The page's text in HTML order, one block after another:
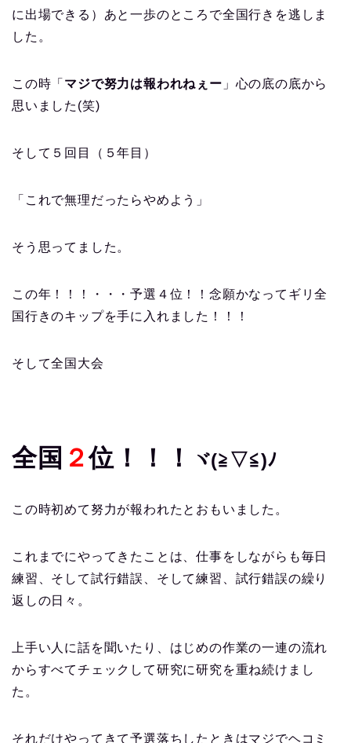
に出場できる）あと一歩のところで全国行きを逃しま
した。
この時「 マジで努力は報われねぇー 」心の底の底から
思いました(笑)
そして５回目（５年目）
「これで無理だったらやめよう」
そう思ってました。
この年！！！・・・予選４位！！念願かなってギリ全
国行きのキップを手に入れました！！！
そして全国大会
全国 ２位！！！ ヾ(≧▽≦)ﾉ
この時初めて努力が報われたとおもいました。
これまでにやってきたことは、仕事をしながらも毎日
練習、そして試行錯誤、そして練習、試行錯誤の繰り
返しの日々。
上手い人に話を聞いたり、はじめの作業の一連の流れ
からすべてチェックして研究に研究を重ね続けまし
た。
それだけやってきて予選落ちしたときはマジでヘコミ